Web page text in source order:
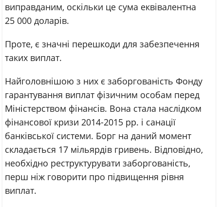
виправданим, оскільки це сума еквівалентна
25 000 доларів.
Проте, є значні перешкоди для забезпечення
таких виплат.
Найголовнішою з них є заборгованість Фонду
гарантування виплат фізичним особам перед
Міністерством фінансів. Вона стала наслідком
фінансової кризи 2014-2015 рр. і санації
банківської системи. Борг на даний момент
складається 17 мільярдів гривень. Відповідно,
необхідно реструктурувати заборгованість,
перш ніж говорити про підвищення рівня
виплат.